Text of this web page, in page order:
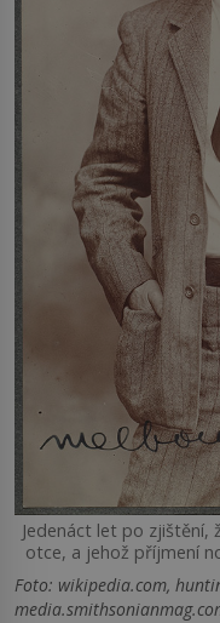
Jedenáct let po zjištění,
otce, a jehož příjmení
Foto: wikipedia.com,